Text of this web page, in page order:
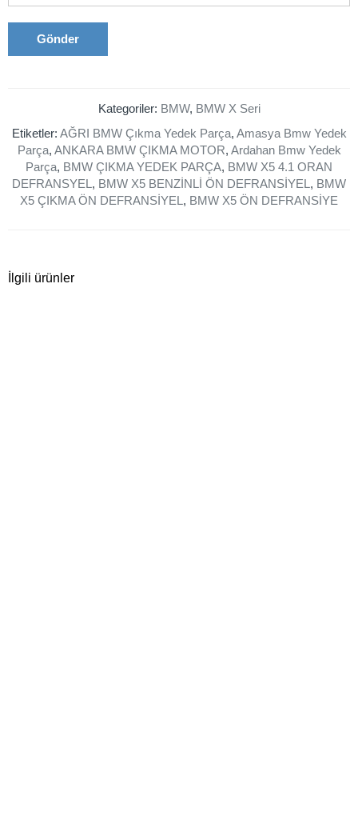
Kategoriler: BMW, BMW X Seri
Etiketler: AĞRI BMW Çıkma Yedek Parça, Amasya Bmw Yedek
Parça, ANKARA BMW ÇIKMA MOTOR, Ardahan Bmw Yedek
Parça, BMW ÇIKMA YEDEK PARÇA, BMW X5 4.1 ORAN
DEFRANSYEL , BMW X5 BENZİNLİ ÖN DEFRANSİYEL , BMW
X5 ÇIKMA ÖN DEFRANSİYEL , BMW X5 ÖN DEFRANSİYE
İlgili ürünler